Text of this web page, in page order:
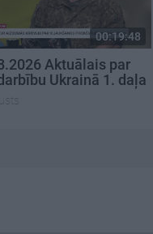
00:19:48
Aktuālais par
Ukrainā 1. daļa